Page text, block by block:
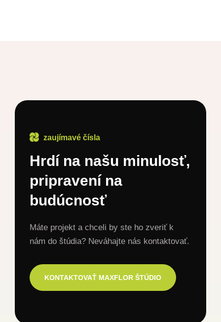
zaujímavé čísla
Hrdí na našu minulosť,
pripravení na
budúcnosť
Máte projekt a chceli by ste ho zveriť k
nám do štúdia? Neváhajte nás kontaktovať.
KONTAKTOVAŤ MAXFLOR ŠTÚDIO